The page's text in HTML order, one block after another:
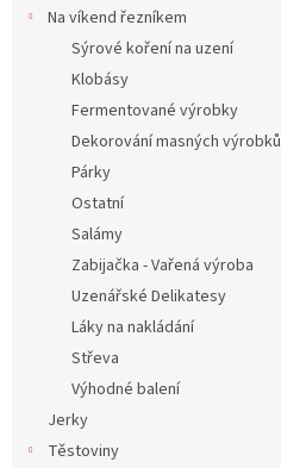
Na víkend řezníkem
Sýrové koření na uzení
Klobásy
Fermentované výrobky
Dekorování masných výrobků
Párky
Ostatní
Salámy
Zabijačka - Vařená výroba
Uzenářské Delikatesy
Láky na nakládání
Střeva
Výhodné balení
Jerky
Těstoviny